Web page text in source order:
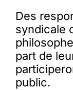
Des
syndicale
part de
public.